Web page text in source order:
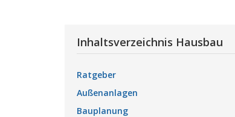
Inhaltsverzeichnis Hausbau
Ratgeber
Außenanlagen
Bauplanung